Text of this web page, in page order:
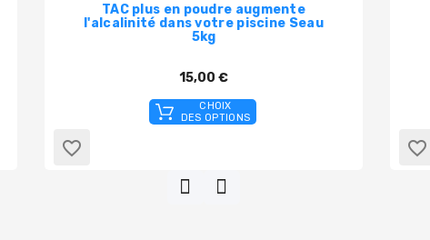
TAC plus en poudre augmente
l'alcalinité dans votre piscine Seau
5kg
15,00 €
CHOIX
DES OPTIONS
favorite_border favorite_border